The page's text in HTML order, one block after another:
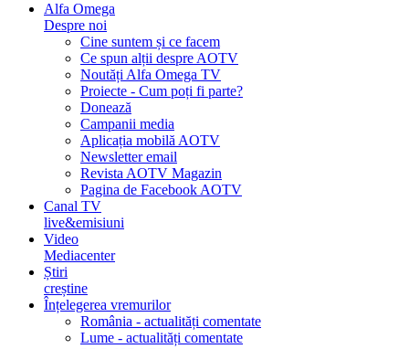
Alfa Omega
Despre noi
Cine suntem și ce facem
Ce spun alții despre AOTV
Noutăți Alfa Omega TV
Proiecte - Cum poți fi parte?
Donează
Campanii media
Aplicația mobilă AOTV
Newsletter email
Revista AOTV Magazin
Pagina de Facebook AOTV
Canal TV
live&emisiuni
Video
Mediacenter
Știri
creștine
Înțelegerea vremurilor
România - actualități comentate
Lume - actualități comentate